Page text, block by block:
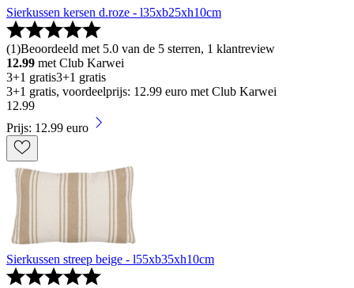
Sierkussen kersen d.roze - l35xb25xh10cm
(1)Beoordeeld met 5.0 van de 5 sterren, 1 klantreview
12.99 met Club Karwei
3+1 gratis3+1 gratis
3+1 gratis, voordeelprijs: 12.99 euro met Club Karwei
12.99
Prijs: 12.99 euro
Sierkussen streep beige - l55xb35xh10cm